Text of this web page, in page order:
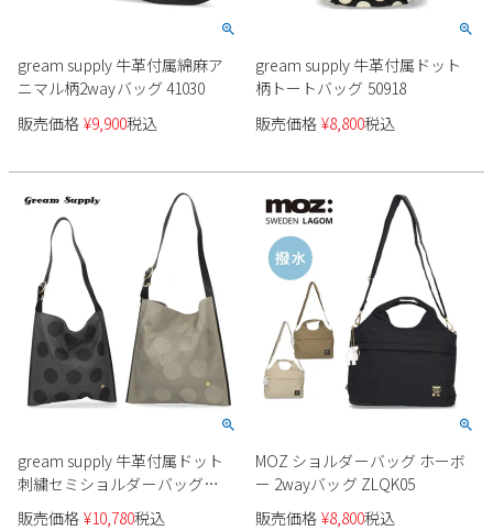
gream supply 牛革付属綿麻ア
ニマル柄2wayバッグ 41030
販売価格 ¥9,900税込
gream supply 牛革付属ドット
柄トートバッグ 50918
販売価格 ¥8,800税込
gream supply 牛革付属ドット
刺繍セミショルダーバッグ
41020
販売価格 ¥10,780税込
MOZ ショルダーバッグ ホーボ
ー 2wayバッグ ZLQK05
販売価格 ¥8,800税込